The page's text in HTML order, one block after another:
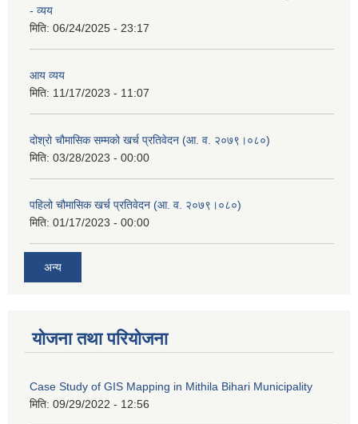
- व्यय
मिति: 06/24/2025 - 23:17
आय व्यय
मिति: 11/17/2023 - 11:07
दोश्रो चौमासिक सम्मको खर्च प्रतिवेदन (आ. व. २०७९।०८०)
मिति: 03/28/2023 - 00:00
पहिलो चौमासिक खर्च प्रतिवेदन (आ. व. २०७९।०८०)
मिति: 01/17/2023 - 00:00
अन्य
योजना तथा परियोजना
Case Study of GIS Mapping in Mithila Bihari Municipality
मिति: 09/29/2022 - 12:56